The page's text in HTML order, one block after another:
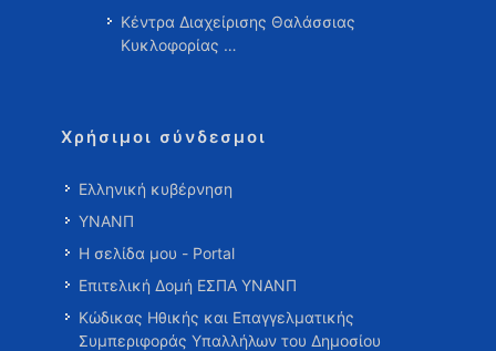
Κέντρα Διαχείρισης Θαλάσσιας
Κυκλοφορίας …
Χρήσιμοι σύνδεσμοι
Ελληνική κυβέρνηση
ΥΝΑΝΠ
Η σελίδα μου - Portal
Επιτελική Δομή ΕΣΠΑ ΥΝΑΝΠ
Κώδικας Ηθικής και Επαγγελματικής
Συμπεριφοράς Υπαλλήλων του Δημοσίου